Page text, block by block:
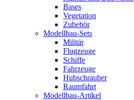
Bases
Vegetation
Zubehör
Modellbau-Sets
Militär
Flugzeuge
Schiffe
Fahrzeuge
Hubschrauber
Raumfahrt
Modellbau-Artikel